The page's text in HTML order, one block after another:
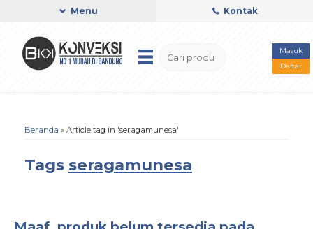
Menu Kontak
Masuk
Daftar
Beranda » Article tag in 'seragamunesa'
Tags seragamunesa